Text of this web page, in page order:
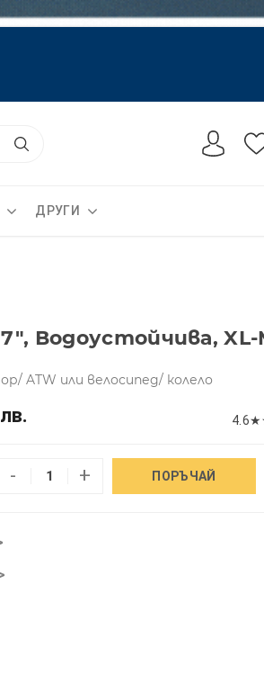
ДРУГИ
Водоустойчива, XL-
ATW или велосипед/ колело
4.6★
- + ПОРЪЧАЙ